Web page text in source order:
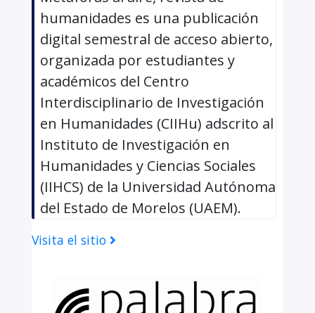
humanidades es una publicación
digital semestral de acceso abierto,
organizada por estudiantes y
académicos del Centro
Interdisciplinario de Investigación
en Humanidades (CIIHu) adscrito al
Instituto de Investigación en
Humanidades y Ciencias Sociales
(IIHCS) de la Universidad Autónoma
del Estado de Morelos (UAEM).
Visita el sitio